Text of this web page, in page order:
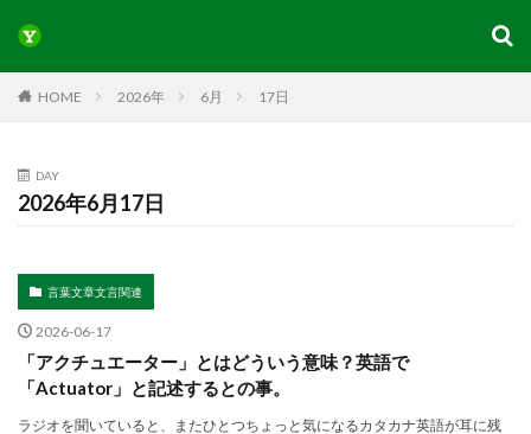
HOME 2026年 6月 17日
DAY
2026年6月17日
言葉文章文言関連
2026-06-17
「アクチュエーター」とはどういう意味？英語で
「Actuator」と記述するとの事。
ラジオを聞いていると、またひとつちょっと気になるカタカナ英語が耳に残